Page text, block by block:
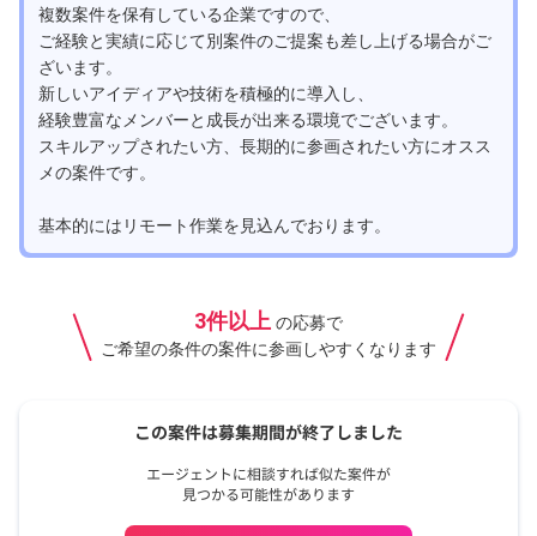
複数案件を保有している企業ですので、
ご経験と実績に応じて別案件のご提案も差し上げる場合がご
ざいます。
新しいアイディアや技術を積極的に導入し、
経験豊富なメンバーと成長が出来る環境でございます。
スキルアップされたい方、長期的に参画されたい方にオスス
メの案件です。
基本的にはリモート作業を見込んでおります。
3件以上 の応募で
ご希望の条件の案件に参画しやすくなります